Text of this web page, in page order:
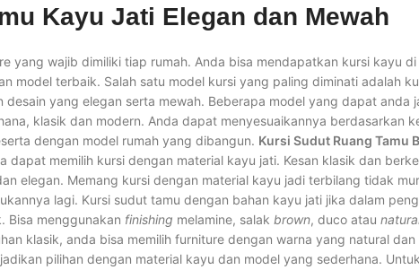
Kayu Jati Elegan dan Mewah
yang wajib dimiliki tiap rumah. Anda bisa mendapatkan kursi kayu
model terbaik. Salah satu model kursi yang paling diminati adalah
yang elegan serta mewah. Beberapa model yang dapat anda
klasik dan modern. Anda dapat menyesuaikannya berdasarkan
dengan model rumah yang dibangun. Kursi Sudut Ruang Tamu
dapat memilih kursi dengan material kayu jati. Kesan klasik dan
elegan. Memang kursi dengan material kayu jadi terbilang tidak
lagi. Kursi sudut tamu dengan bahan kayu jati jika dalam
Bisa menggunakan finishing melamine, salak brown, duco atau
klasik, anda bisa memilih furniture dengan warna yang natural
pilihan dengan material kayu dan model yang sederhana.